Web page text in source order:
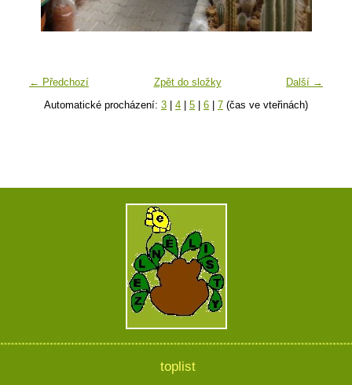
← Předchozí Další →
Zpět do složky
Automatické procházení: 3 4 5 6 7 (čas ve vteřinách)
toplist